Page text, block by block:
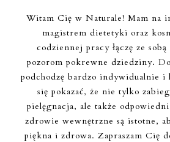
Witam Cię w Naturale! Mam na
magistrem dietetyki oraz
codziennej pracy łączę ze
pozorom pokrewne dziedziny.
podchodzę bardzo indywidualnie i
się pokazać, że nie tylko
pielęgnacja, ale także
zdrowie wewnętrzne są istotne,
piękna i zdrowa. Zapraszam Cię